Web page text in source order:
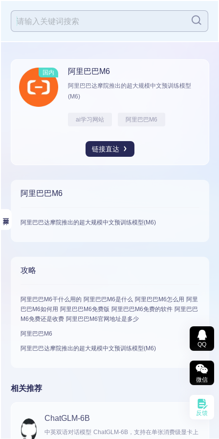
国内 阿里巴巴M6
阿里巴巴达摩院推出的超大规模中文预训练模型
(M6)
ai学习网站 阿里巴巴M6
链接直达
阿里巴巴M6
阿里巴巴达摩院推出的超大规模中文预训练模型(M6)
攻略
阿里巴巴M6干什么用的 阿里巴巴M6是什么 阿里巴巴M6怎么用 阿里
巴巴M6如何用 阿里巴巴M6免费版 阿里巴巴M6免费的软件 阿里巴巴
M6免费还是收费 阿里巴巴M6官网地址是多少
阿里巴巴M6
阿里巴巴达摩院推出的超大规模中文预训练模型(M6)
相关推荐
ChatGLM-6B
中英双语对话模型 ChatGLM-6B，支持在单张消费级显卡上
QQ
微信
反馈